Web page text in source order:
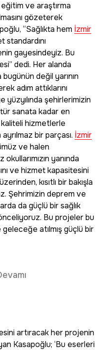
ve araştırma
gözeterek
“Sağlıkta hem İzmir
standardını
gayesindeyiz. Bu
dedi. Her alanda
değil yarının
adım attıklarını
yüzyılında şehirlerimizin
sanata kadar en
hizmetlerle
bir parçası. İzmir
ve halen
yanında
ve hizmet kapasitesini
kısıtlı bir bakışla
Şehrimizin deprem ve
da güçlü bir sağlık
Bu projeler bu
atılmış güçlü bir
artıracak her projenin
Kasapoğlu; ‘Bu eserleri